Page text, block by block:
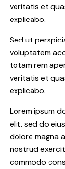
veritatis et
explicabo.
Sed ut
voluptatem
totam rem
veritatis et
explicabo.
Lorem ipsum
elit, sed do
dolore magna
nostrud
commodo